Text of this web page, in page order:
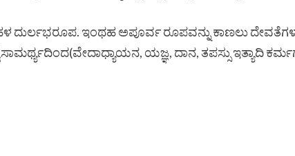
ಇಂಥಹ ಅಪೂರ್ವ ರೂಪವನ್ನು ಕಾಣಲು ದೇವತೆಗಳೂ
ಯಜ್ಞ, ದಾನ, ತಪಸ್ಸು ಇತ್ಯಾದಿ